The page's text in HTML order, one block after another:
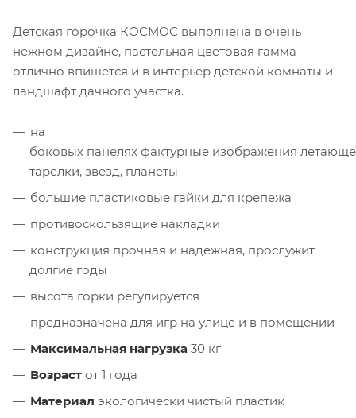
Детская горочка КОСМОС выполнена в очень
нежном дизайне, пастельная цветовая гамма
отлично впишется и в интерьер детской комнаты и
ландшафт дачного участка.
на
боковых панелях фактурные изображения
тарелки, звезд, планеты
большие пластиковые гайки для крепежа
противоскользящие накладки
конструкция прочная и надежная, прослужит
долгие годы
высота горки регулируется
предназначена для игр на улице и в помещении
Максимальная нагрузка 30 кг
Возраст от 1 года
Материал экологически чистый пластик